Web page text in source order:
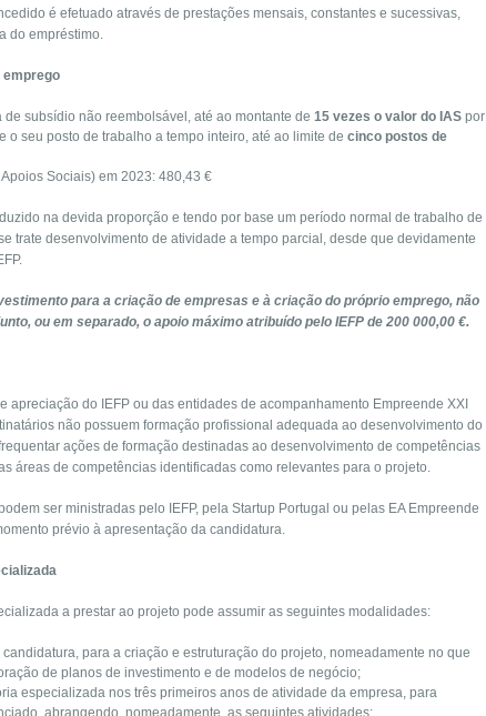
é efetuado através de prestações mensais, constantes e sucessivas,
do empréstimo.
emprego
subsídio não reembolsável, até ao montante de 15 vezes o valor do IAS por
o seu posto de trabalho a tempo inteiro, até ao limite de cinco postos de
Sociais) em 2023: 480,43 €
na devida proporção e tendo por base um período normal de trabalho de
trate desenvolvimento de atividade a tempo parcial, desde que devidamente
para a criação de empresas e à criação do próprio emprego, não
ou em separado, o apoio máximo atribuído pelo IEFP de 200 000,00 €.
apreciação do IEFP ou das entidades de acompanhamento Empreende XXI
não possuem formação profissional adequada ao desenvolvimento do
ações de formação destinadas ao desenvolvimento de competências
áreas de competências identificadas como relevantes para o projeto.
ser ministradas pelo IEFP, pela Startup Portugal ou pelas EA Empreende
prévio à apresentação da candidatura.
a prestar ao projeto pode assumir as seguintes modalidades:
para a criação e estruturação do projeto, nomeadamente no que
de planos de investimento e de modelos de negócio;
especializada nos três primeiros anos de atividade da empresa, para
abrangendo, nomeadamente, as seguintes atividades: